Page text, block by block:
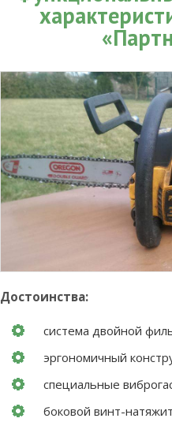
Достоинства:
система двойной
эргономичный
специальные
боковой винт-